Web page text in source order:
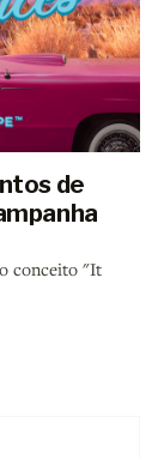
de
conceito "It